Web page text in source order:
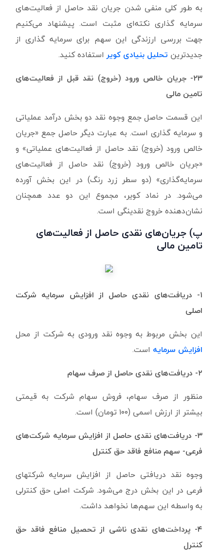
به طور کلی منفی شدن جریان نقد حاصل از فعالیت‌های
سرمایه گذاری نکته‌ای مثبت است. پیشنهاد می‌کنیم
جهت بررسی ارزندگی این سهم برای سرمایه گذاری از
جدیدترین تحلیل بنیادی کویراستفاده کنید.
۲۳- جریان خالص ورود (خروج) نقد قبل از فعالیت‌های
تامین مالی
این قسمت حاصل جمع وجوه نقد دو بخش درآمد عملیاتی
و سرمایه گذاری است. به عبارت دیگر حاصل جمع «جریان
‌خالص ‌ورود‌ (خروج) ‌نقد حاصل از فعالیت‌های ‌عملیاتی» و
«جریان خالص ورود (خروج) نقد حاصل از فعالیت‌های
سرمایه‌گذاری» (دو سطر زرد رنگ) در این بخش آورده
می‌شود. در نماد کویر، مجموع این دو عدد همچنان
نشان‌دهنده خروج نقدینگی است.
پ) جریان‌های نقدی حاصل از فعالیت‌های
تامین مالی
۱- دریافت‌های نقدی حاصل از افزایش سرمایه شرکت
اصلی
این بخش مربوط به وجوه نقد ورودی به شرکت از محل
افزایش سرمایه است.
۲- دریافت‌های نقدی حاصل از صرف سهام
منظور از صرف سهام، فروش سهام شرکت به قیمتی
بیشتر از ارزش اسمی (۱۰۰ تومان) است.
۳- دریافت‌های نقدی حاصل از افزایش سرمایه شرکت‌های
فرعی- سهم منافع فاقد حق کنترل
وجوه نقد دریافتی حاصل از افزایش سرمایه شرکتهای
فرعی در این بخش درج می‌شود. شرکت اصلی حق کنترلی
به واسطه این سهم‌ها نخواهد داشت.
۴- پرداخت‌های نقدی ناشی از تحصیل منافع فاقد حق
کنترل